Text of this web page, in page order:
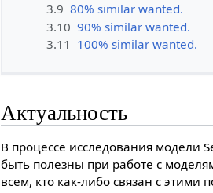
3.9 80% similar wanted.
3.10 90% similar wanted.
3.11 100% similar wanted.
Актуальность
В процессе исследования модели
быть полезны при работе с
всем, кто как-либо связан с этими